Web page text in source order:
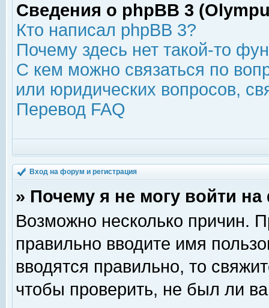
Сведения о phpBB 3
Кто написал phpBB 3?
Почему здесь нет такой-то
С кем можно связаться по
или юридических вопросов,
Перевод FAQ
Вход на форум и регистрация
» Почему я не могу войти
Возможно несколько причин.
правильно вводите имя
вводятся правильно, то
чтобы проверить, не был ли